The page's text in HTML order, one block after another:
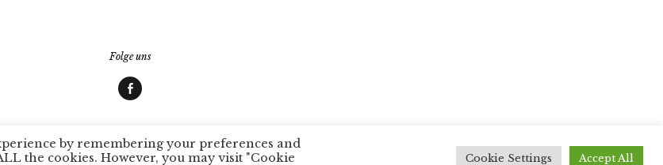
Folge uns
Würzburg Proudly powered by WordPress Theme: Zuki von
by remembering your preferences and
the cookies. However, you may visit "Cookie
Cookie Settings Accept All